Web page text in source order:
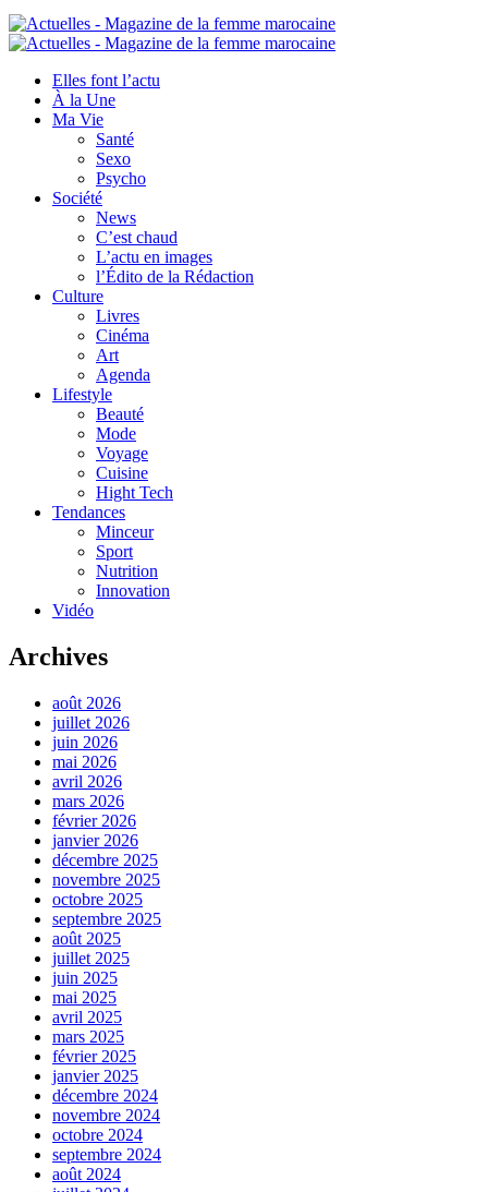
Elles font l’actu
À la Une
Ma Vie
Santé
Sexo
Psycho
Société
News
C’est chaud
L’actu en images
l’Édito de la Rédaction
Culture
Livres
Cinéma
Art
Agenda
Lifestyle
Beauté
Mode
Voyage
Cuisine
Hight Tech
Tendances
Minceur
Sport
Nutrition
Innovation
Vidéo
Archives
août 2026
juillet 2026
juin 2026
mai 2026
avril 2026
mars 2026
février 2026
janvier 2026
décembre 2025
novembre 2025
octobre 2025
septembre 2025
août 2025
juillet 2025
juin 2025
mai 2025
avril 2025
mars 2025
février 2025
janvier 2025
décembre 2024
novembre 2024
octobre 2024
septembre 2024
août 2024